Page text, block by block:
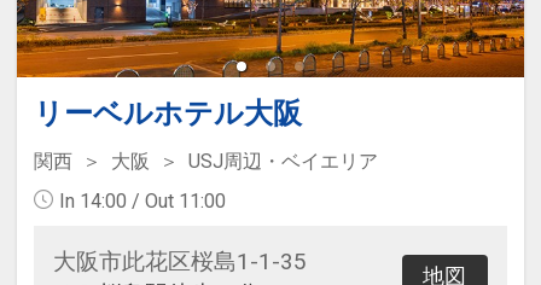
リーベルホテル大阪
関西 大阪
USJ周辺・ベイエリア
In 14:00 / Out 11:00
大阪市此花区桜島1-1-35
地図